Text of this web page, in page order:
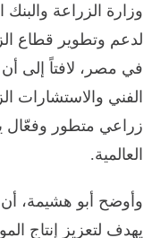
وزارة الزراعة
لدعم وتطوير قطاع
في مصر، لافتاً إلى
الفني والاستشارات
زراعي متطور وفعّال
العالمية.
وأوضح أبو هشيمة، أن
يهدف لتعزيز إنتاج